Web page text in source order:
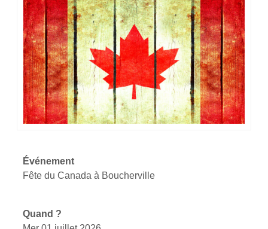
Événement
Fête du Canada à Boucherville
Quand ?